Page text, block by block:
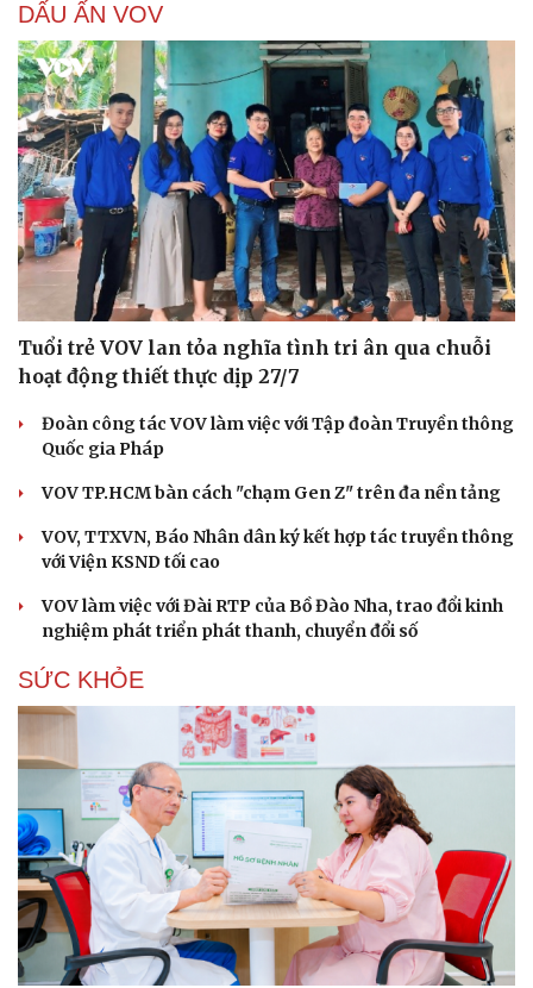
DẤU ẤN VOV
Tuổi trẻ VOV lan tỏa nghĩa tình tri ân qua chuỗi
hoạt động thiết thực dịp 27/7
Đoàn công tác VOV làm việc với Tập đoàn Truyền thông
Quốc gia Pháp
VOV TP.HCM bàn cách "chạm Gen Z" trên đa nền tảng
VOV, TTXVN, Báo Nhân dân ký kết hợp tác truyền thông
với Viện KSND tối cao
VOV làm việc với Đài RTP của Bồ Đào Nha, trao đổi kinh
nghiệm phát triển phát thanh, chuyển đổi số
SỨC KHỎE